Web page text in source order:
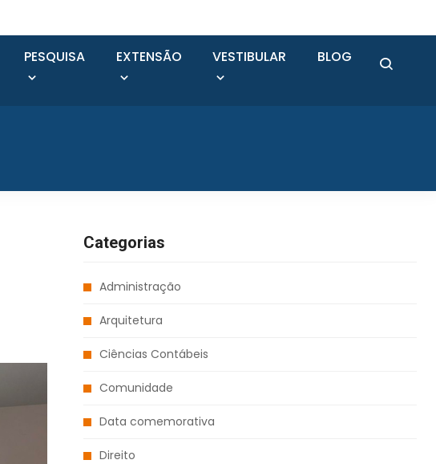
PESQUISA EXTENSÃO VESTIBULAR BLOG
Categorias
Administração
Arquitetura
Ciências Contábeis
Comunidade
Data comemorativa
Direito